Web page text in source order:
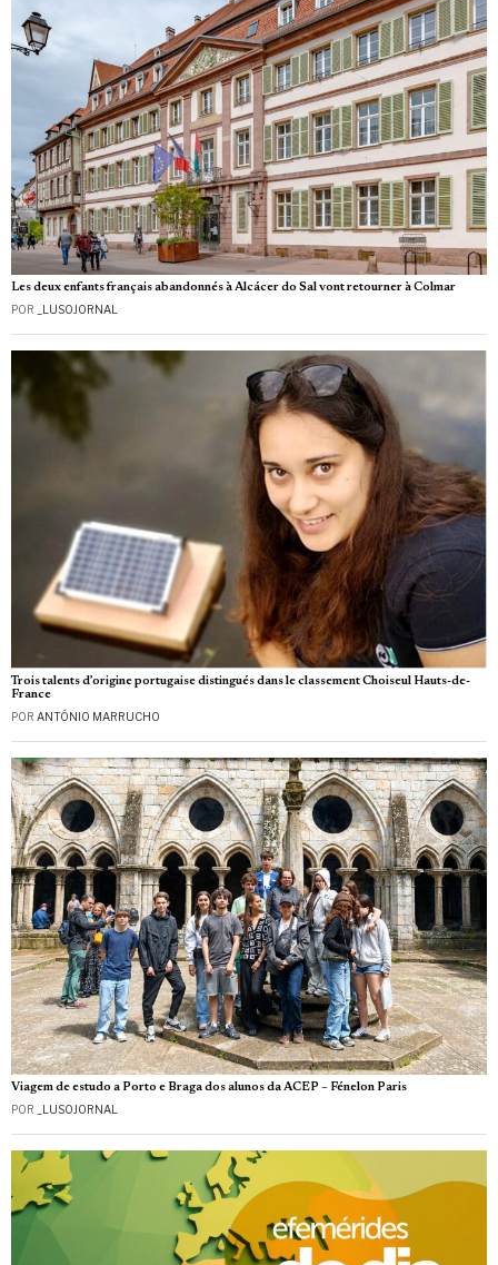
Les deux enfants français abandonnés à Alcácer do Sal vont retourner à Colmar
POR _LUSOJORNAL
Trois talents d’origine portugaise distingués dans le classement Choiseul Hauts-de-
France
POR ANTÓNIO MARRUCHO
Viagem de estudo a Porto e Braga dos alunos da ACEP – Fénelon Paris
POR _LUSOJORNAL